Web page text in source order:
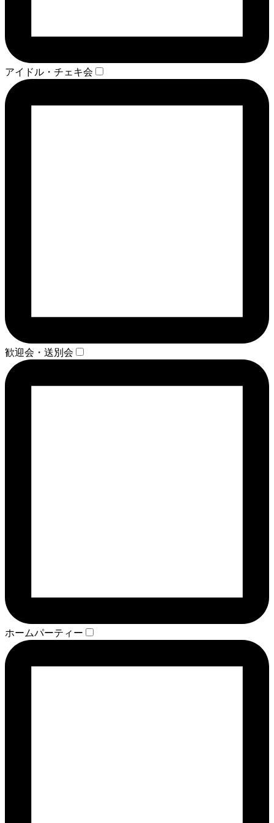
アイドル・チェキ会
歓迎会・送別会
ホームパーティー